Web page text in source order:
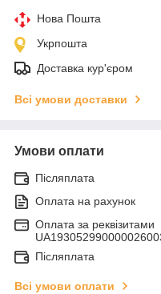
Нова Пошта
Укрпошта
Доставка кур'єром
Всі умови доставки
Умови оплати
Післяплата
Оплата на рахунок
Оплата за реквізитами
Післяплата
Всі умови оплати